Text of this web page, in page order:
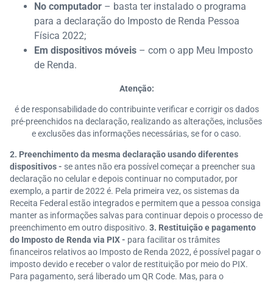
No computador – basta ter instalado o programa
para a declaração do Imposto de Renda Pessoa
Física 2022;
Em dispositivos móveis – com o app Meu Imposto
de Renda.
Atenção:
é de responsabilidade do contribuinte verificar e corrigir os dados
pré-preenchidos na declaração, realizando as alterações, inclusões
e exclusões das informações necessárias, se for o caso.
2. Preenchimento da mesma declaração usando diferentes
dispositivos - se antes não era possível começar a preencher sua
declaração no celular e depois continuar no computador, por
exemplo, a partir de 2022 é. Pela primeira vez, os sistemas da
Receita Federal estão integrados e permitem que a pessoa consiga
manter as informações salvas para continuar depois o processo de
preenchimento em outro dispositivo. 3. Restituição e pagamento
do Imposto de Renda via PIX - para facilitar os trâmites
financeiros relativos ao Imposto de Renda 2022, é possível pagar o
imposto devido e receber o valor de restituição por meio do PIX.
Para pagamento, será liberado um QR Code. Mas, para o